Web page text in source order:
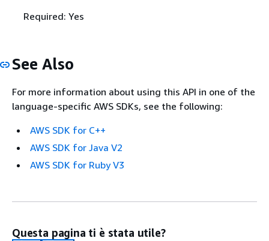
Required: Yes
See Also
For more information about using this API in one of the
language-specific AWS SDKs, see the following:
AWS SDK for C++
AWS SDK for Java V2
AWS SDK for Ruby V3
Questa pagina ti è stata utile?